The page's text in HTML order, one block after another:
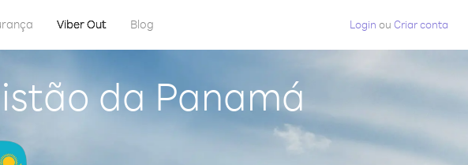
Viber Out Blog Login ou Criar conta
da Panamá